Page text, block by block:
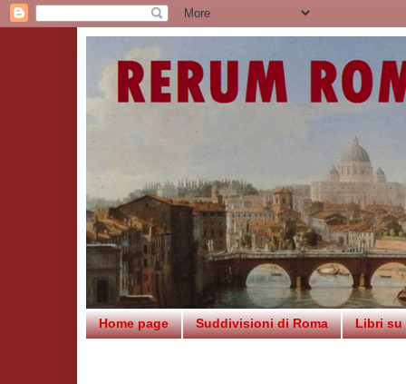
Home page Suddivisioni di Roma Libri su